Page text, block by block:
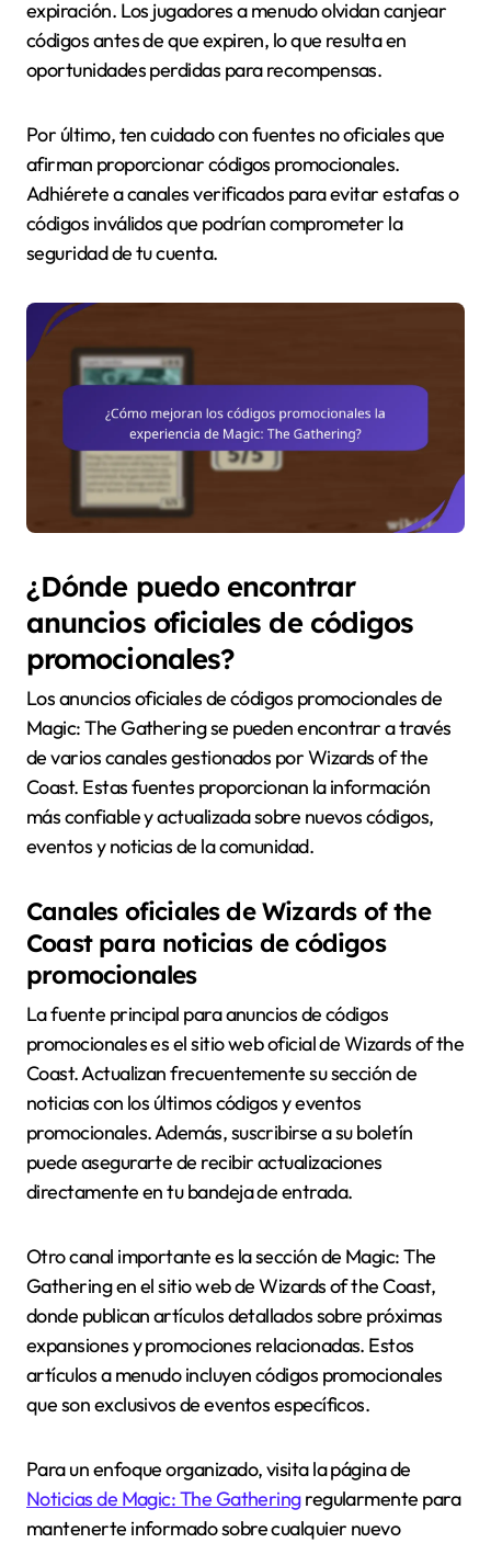
expiración. Los jugadores a menudo olvidan canjear
códigos antes de que expiren, lo que resulta en
oportunidades perdidas para recompensas.
Por último, ten cuidado con fuentes no oficiales que
afirman proporcionar códigos promocionales.
Adhiérete a canales verificados para evitar estafas o
códigos inválidos que podrían comprometer la
seguridad de tu cuenta.
¿Dónde puedo encontrar
anuncios oficiales de códigos
promocionales?
Los anuncios oficiales de códigos promocionales de
Magic: The Gathering se pueden encontrar a través
de varios canales gestionados por Wizards of the
Coast. Estas fuentes proporcionan la información
más confiable y actualizada sobre nuevos códigos,
eventos y noticias de la comunidad.
Canales oficiales de Wizards of the
Coast para noticias de códigos
promocionales
La fuente principal para anuncios de códigos
promocionales es el sitio web oficial de Wizards of the
Coast. Actualizan frecuentemente su sección de
noticias con los últimos códigos y eventos
promocionales. Además, suscribirse a su boletín
puede asegurarte de recibir actualizaciones
directamente en tu bandeja de entrada.
Otro canal importante es la sección de Magic: The
Gathering en el sitio web de Wizards of the Coast,
donde publican artículos detallados sobre próximas
expansiones y promociones relacionadas. Estos
artículos a menudo incluyen códigos promocionales
que son exclusivos de eventos específicos.
Para un enfoque organizado, visita la página de
Noticias de Magic: The Gatheringregularmente para
mantenerte informado sobre cualquier nuevo